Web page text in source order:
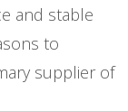
and stable
to
supplier of